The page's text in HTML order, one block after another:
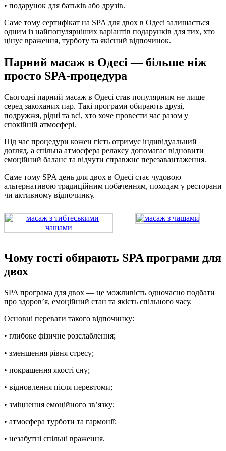
• подарунок для батьків або друзів.
Саме тому сертифікат на SPA для двох в Одесі залишається
одним із найпопулярніших варіантів подарунків для тих, хто
цінує враження, турботу та якісний відпочинок.
Парний масаж в Одесі — більше ніж
просто SPA-процедура
Сьогодні парний масаж в Одесі став популярним не лише
серед закоханих пар. Такі програми обирають друзі,
подружжя, рідні та всі, хто хоче провести час разом у
спокійній атмосфері.
Під час процедури кожен гість отримує індивідуальний
догляд, а спільна атмосфера релаксу допомагає відновити
емоційний баланс та відчути справжнє перезавантаження.
Саме тому SPA день для двох в Одесі стає чудовою
альтернативою традиційним побаченням, походам у ресторани
чи активному відпочинку.
Чому гості обирають SPA програми для
двох
SPA програма для двох — це можливість одночасно подбати
про здоров’я, емоційний стан та якість спільного часу.
Основні переваги такого відпочинку:
• глибоке фізичне розслаблення;
• зменшення рівня стресу;
• покращення якості сну;
• відновлення після перевтоми;
• зміцнення емоційного зв’язку;
• атмосфера турботи та гармонії;
• незабутні спільні враження.